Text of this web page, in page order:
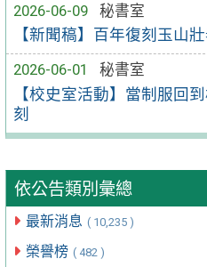
2026-06-09
秘書室
【新聞稿】百年復刻玉山
2026-06-01
秘書室
【校史室活動】當制服回
刻
依公告類別彙總
最新消息 ( 10,235 )
榮譽榜 ( 482 )